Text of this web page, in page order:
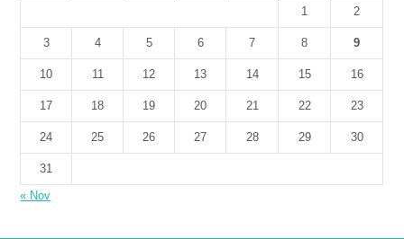
1 2
3 4 5 6 7 8 9
10 11 12 13 14 15 16
17 18 19 20 21 22 23
24 25 26 27 28 29 30
31
« Nov